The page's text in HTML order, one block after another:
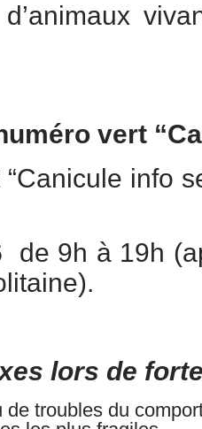
vert
info
de 9h à 19h
lors de
troubles du